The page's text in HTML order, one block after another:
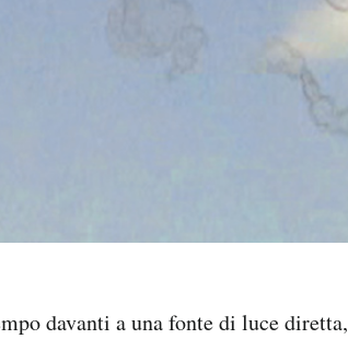
davanti a una fonte di luce